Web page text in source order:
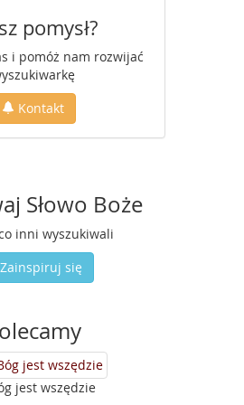
pomysł?
i pomóż nam rozwijać
Kontakt
Słowo Boże
inni wyszukiwali
Zainspiruj się
jest wszędzie